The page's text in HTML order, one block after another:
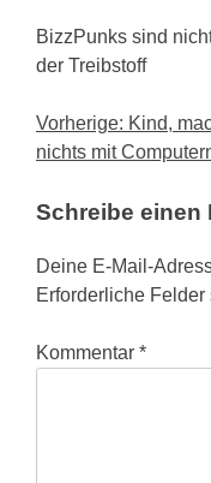
BizzPunks sind
der Treibstoff
Vorherige: Kind,
nichts mit
Schreibe einen
Deine E-Mail-
Erforderliche Felder
Kommentar *